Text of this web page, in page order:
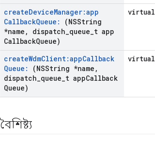
createDeviceManager:app
CallbackQueue:
(NSString
*name , dispatch queue t app
CallbackQueue)
virtual
createWdmClient:appCallback
Queue:
(NSString *name ,
dispatch queue t appCallback
Queue)
virtual
বৈশিষ্ট্য